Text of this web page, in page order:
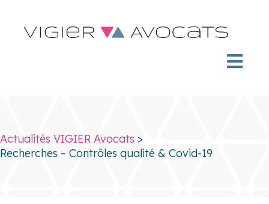
Actualités VIGIER Avocats >
Recherches – Contrôles qualité & Covid-19